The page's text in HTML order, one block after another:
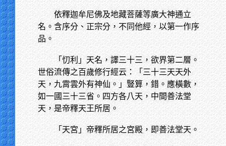
依釋迦牟尼佛及地藏菩薩等廣大神通立
名。含序分、正宗分，不同他經，以第一作序
品。
「忉利」天名，譯三十三，欲界第二層。
世俗流傳之百歲修行經云：「三十三天天外
天，九霄雲外有神仙。」豎算，錯。應橫數，
如一國三十三省。四方各八天，中間善法堂
天，是帝釋天王所居。
「天宮」帝釋所居之宮殿，即善法堂天。